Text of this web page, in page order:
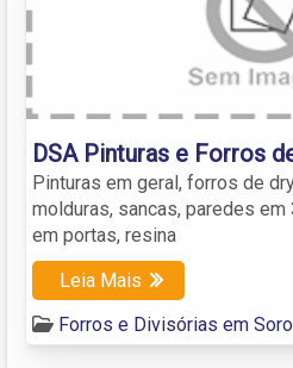
DSA Pinturas e Forros
Pinturas em geral, forros de
molduras, sancas, paredes
em portas, resina
Leia Mais
Forros e Divisórias em